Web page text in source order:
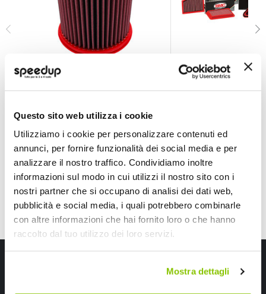
Questo sito web utilizza i cookie
Utilizziamo i cookie per personalizzare contenuti ed
annunci, per fornire funzionalità dei social media e per
analizzare il nostro traffico. Condividiamo inoltre
informazioni sul modo in cui utilizzi il nostro sito con i
nostri partner che si occupano di analisi dei dati web,
pubblicità e social media, i quali potrebbero combinarle
con altre informazioni che hai fornito loro o che hanno
raccolto dal tuo utilizzo dei loro servizi.
Mostra dettagli
Filtro aria sportivo da sostituzione FB559/08 - BMC
BMC
Diam. est. base 157mm h212mm +
altri 3 veicoli
Prezzo
speciale
69,30 € -35%
CONSEGNA IN 48H Spedizione gratuita!
Filtro aria sportivo
BMC
speciale
CONSEGNA IN 48H